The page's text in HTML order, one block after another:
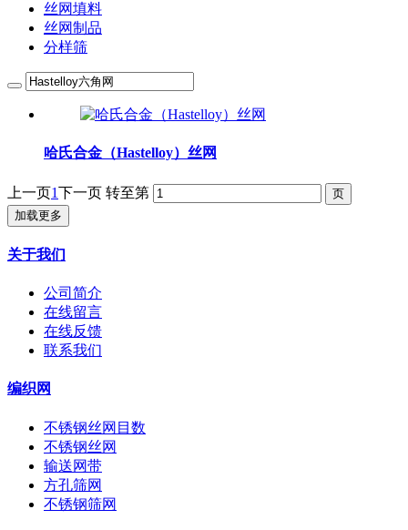
丝网填料
丝网制品
分样筛
哈氏合金（Hastelloy）丝网
上一页1下一页 转至第
加载更多
关于我们
公司简介
在线留言
在线反馈
联系我们
编织网
不锈钢丝网目数
不锈钢丝网
输送网带
方孔筛网
不锈钢筛网